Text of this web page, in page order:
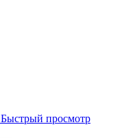
Быстрый просмотр